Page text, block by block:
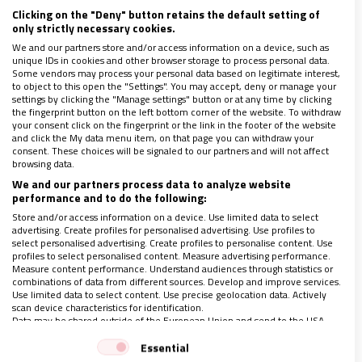
explícitamente vocacional o no– en Madrid del 14 al
16 de octubre. Confer convoca, un año más, la
edición número 46 desus Jornadas de Pastoral
Juvenil Vocacional, en cierto sentido,mirando al
Sínodo. El lema de este año se centra en el ser, más
que en el hacer, del componente vocacional:
“Quiero… ser!”. Los organizadores buscan “ayudar a
superar el actual desconcierto que viven muchos
responsables y agentes de pastoral acerca de
cómo desarrollar y trabajar hoy, en concreto, la
pastoral vocacional”.
Más allá del lema, el programa se centra en la
relación entre vocación y vocaciones, a la vez que
trata de ofrecer, a partir de unas preguntas y
Clicking on the "Deny" button retains the default setting of
only strictly necessary cookies.
We and our partners store and/or access information on a device, such as
unique IDs in cookies and other browser storage to process personal data.
Some vendors may process your personal data based on legitimate interest,
to object to this open the "Settings". You may accept, deny or manage your
settings by clicking the "Manage settings" button or at any time by clicking
the fingerprint button on the left bottom corner of the website. To withdraw
your consent click on the fingerprint or the link in the footer of the website
and click the My data menu item, on that page you can withdraw your
consent. These choices will be signaled to our partners and will not affect
browsing data.
We and our partners process data to analyze website
performance and to do the following:
Store and/or access information on a device. Use limited data to select
advertising. Create profiles for personalised advertising. Use profiles to
select personalised advertising. Create profiles to personalise content. Use
profiles to select personalised content. Measure advertising performance.
Measure content performance. Understand audiences through statistics or
combinations of data from different sources. Develop and improve services.
Use limited data to select content. Use precise geolocation data. Actively
scan device characteristics for identification.
Data may be shared outside of the European Union and send to the USA.
Your consent and the cookie policy applies solely to this website/app.
Essential